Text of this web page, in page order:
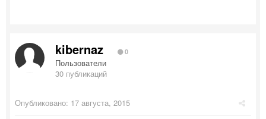
kibernaz 0
Пользователи
30 публикаций
Опубликовано: 17 августа, 2015